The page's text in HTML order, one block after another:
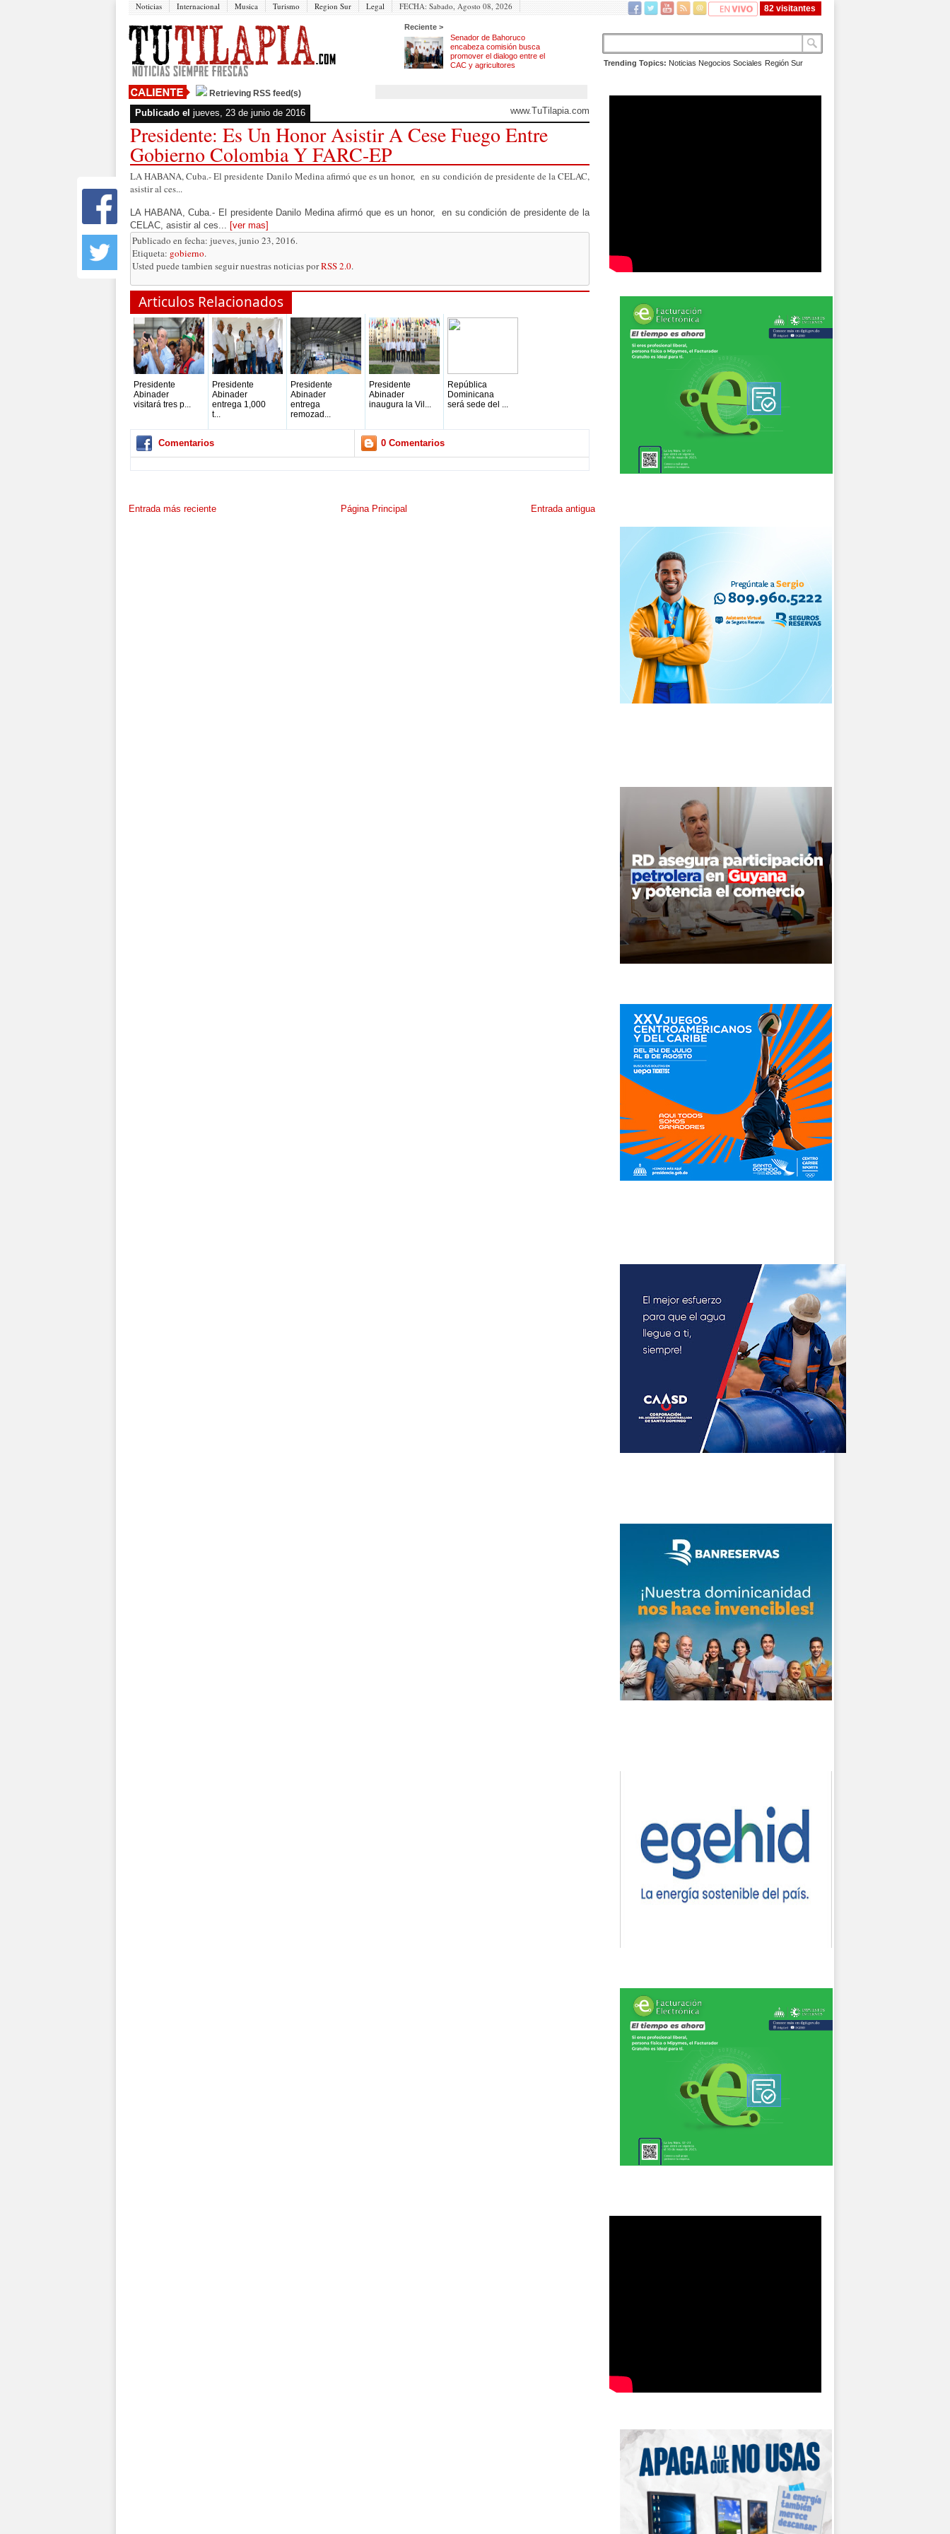
Noticias Internacional Musica Turismo Region Sur Legal FECHA: Sabado, Agosto 08, 2026 82 visitantes
Reciente >
Senador de Bahoruco
encabeza comisión busca
promover el dialogo entre el
CAC y agricultores
Trending Topics: Noticias Negocios Sociales Región Sur
Retrieving RSS feed(s)
Publicado el jueves, 23 de junio de 2016 www.TuTilapia.com
Presidente: Es Un Honor Asistir A Cese Fuego Entre
Gobierno Colombia Y FARC-EP
LA HABANA, Cuba.- El presidente Danilo Medina afirmó que es un honor, en su condición de presidente de la CELAC,
asistir al ces...
LA HABANA, Cuba.- El presidente Danilo Medina afirmó que es un honor, en su condición de presidente de la
CELAC, asistir al ces... [ver mas]
Publicado en fecha: jueves, junio 23, 2016.
Etiqueta: gobierno.
Usted puede tambien seguir nuestras noticias porRSS 2.0.
Articulos Relacionados
Presidente
Abinader
visitará tres p...
Presidente
Abinader
entrega 1,000
t...
Presidente
Abinader
entrega
remozad...
Presidente
Abinader
inaugura la Vil...
República
Dominicana
será sede del ...
Comentarios 0 Comentarios
Entrada más reciente Entrada antigua
Página Principal